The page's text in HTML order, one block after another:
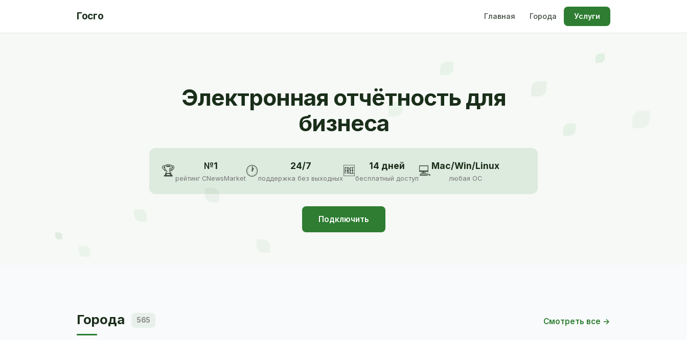
Госго Главная Города Услуги
Электронная отчётность для
бизнеса
🏆 №1
рейтинг CNewsMarket
🕐 24/7
поддержка без выходных
🆓 14 дней
бесплатный доступ
💻Mac/Win/Linux
любая ОС
Подключить
Города 565 Смотреть все →